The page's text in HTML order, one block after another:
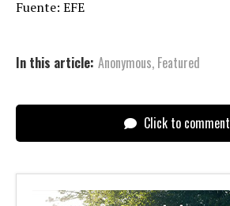
Fuente: EFE
In this article: Anonymous, Featured
Click to comment